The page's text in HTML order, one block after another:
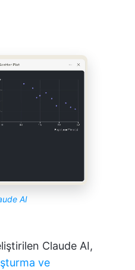
AI
Claude AI,
ve